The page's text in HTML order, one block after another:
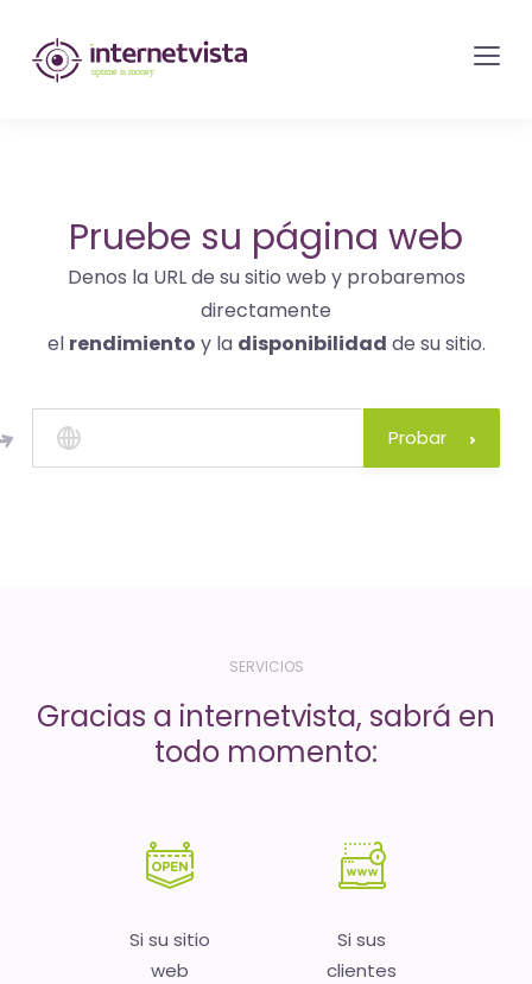
Monitorización
de
del
sitio
web
los
servicios
de
oro
Pruebe su página web
Denos la URL de su sitio web y probaremos
directamente
el rendimiento y la disponibilidad de su sitio.
Probar
SERVICIOS
Gracias a internetvista, sabrá en
todo momento:
Si su sitio
web
Si sus
clientes